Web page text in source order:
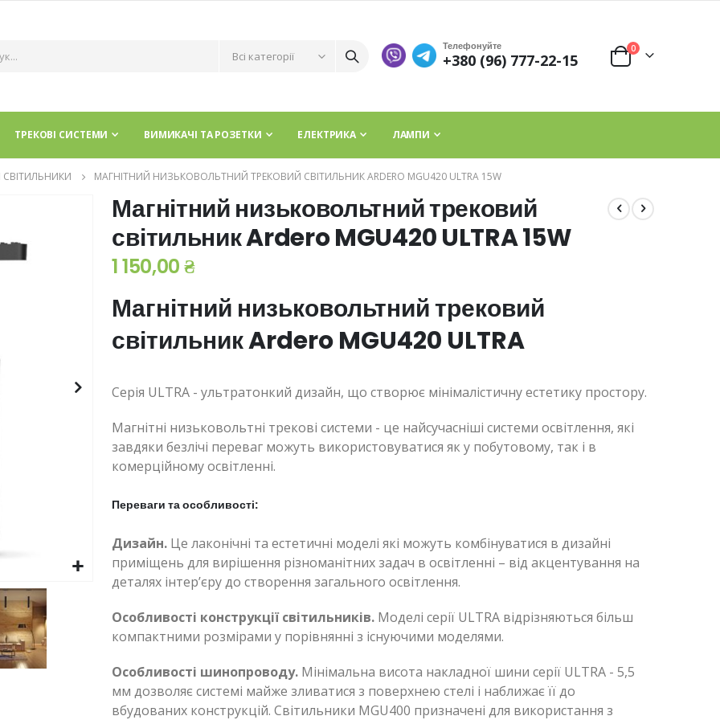
Телефонуйте
+380 (96) 777-22-15 Cart
0елементи
ТРЕКОВІ СИСТЕМИ ВИМИКАЧІ ТА РОЗЕТКИ ЕЛЕКТРИКА ЛАМПИ
СВІТИЛЬНИКИ МАГНІТНИЙ НИЗЬКОВОЛЬТНИЙ ТРЕКОВИЙ СВІТИЛЬНИК ARDERO MGU420 ULTRA 15W
Магнітний низьковольтний трековий
світильник Ardero MGU420 ULTRA 15W
1 150,00 ₴
Магнітний низьковольтний трековий
світильник Ardero MGU420 ULTRA
Серія ULTRA - ультратонкий дизайн, що створює мінімалістичну естетику простору.
Магнітні низьковольтні трекові системи - це найсучасніші системи освітлення, які
завдяки безлічі переваг можуть використовуватися як у побутовому, так і в
комерційному освітленні.
Переваги та особливості:
Дизайн. Це лаконічні та естетичні моделі які можуть комбінуватися в дизайні
приміщень для вирішення різноманітних задач в освітленні – від акцентування на
деталях інтер’єру до створення загального освітлення.
Особливості конструкції світильників. Моделі серії ULTRA відрізняються більш
компактними розмірами у порівнянні з існуючими моделями.
Особливості шинопроводу. Мінімальна висота накладної шини серії ULTRA - 5,5
мм дозволяє системі майже зливатися з поверхнею стелі і наближає її до
вбудованих конструкцій. Світильники MGU400 призначені для використання з